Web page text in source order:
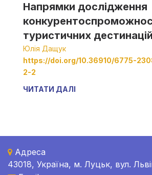
Напрямки дослідження
туристичних дестинацій
Юлія Дащук
https://doi.org/10.36910/6775-
2-2
ЧИТАТИ ДАЛІ
Адреса
43018, Україна, м. Луцьк, вул.